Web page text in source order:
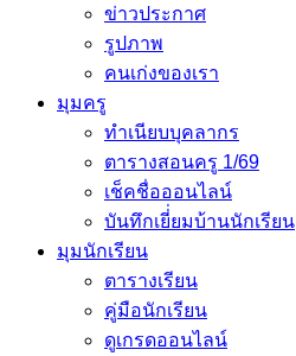
ข่าวประกาศ
รูปภาพ
คนเก่งของเรา
มุมครู
ทำเนียบบุคลากร
ตารางสอนครู 1/69
เช็คชื่อออนไลน์
บันทึกเยี่่ยมบ้านนักเรียน
มุมนักเรียน
ตารางเรียน
คู่มือนักเรียน
ดูเกรดออนไลน์